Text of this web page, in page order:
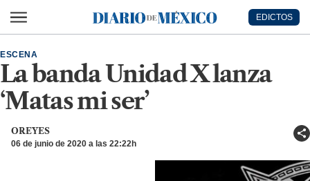
Diario de México
EDICTOS
La banda Unidad X lanza
‘Matas mi ser’
ESCENA
OREYES
06 de junio de 2020 a las 22:22h